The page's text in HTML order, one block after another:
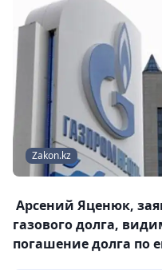
Zakon.kz
Арсений Яценюк,
газового долга,
погашение долга по